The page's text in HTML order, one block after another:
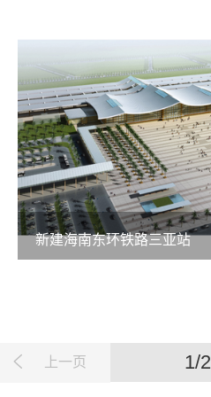
新建海南东环铁路三亚站
上一页 1/2